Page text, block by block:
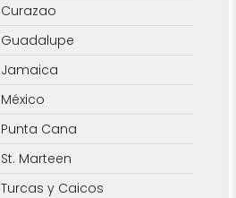
Curazao
Guadalupe
Jamaica
México
Punta Cana
St. Marteen
Turcas y Caicos